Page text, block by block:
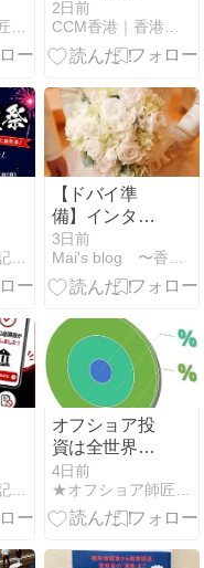
★オフショア師匠★の資産運用調査分析ダイアリー
省へ、香港は
38度の猛暑予
報
2日前
CCM香港｜香港経済と気になるニュース
香港マイタン日記-海外投資＆グルメ
【ドバイ準
備】インター
のアセスメン
ト（CAT4）
について
3日前
Mai's blog 〜香港1年生〜
香港マイタン日記-海外投資＆グルメ
オフショア投
資は全世界で
販売中止とな
るケースと日
本人だけ契約
つのケースが
4日前